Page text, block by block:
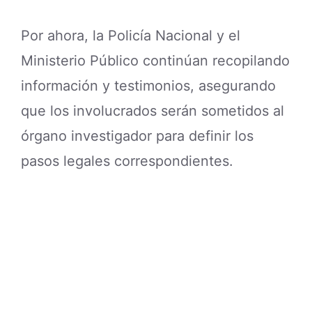
Por ahora, la Policía Nacional y el
Ministerio Público continúan recopilando
información y testimonios, asegurando
que los involucrados serán sometidos al
órgano investigador para definir los
pasos legales correspondientes.